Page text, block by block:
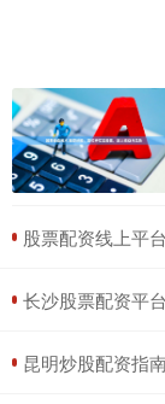
股票配资线上平台 鲍威
长沙股票配资平台
昆明炒股配资指